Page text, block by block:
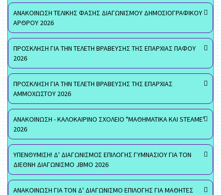
ΑΝΑΚΟΙΝΩΣΗ ΤΕΛΙΚΗΣ ΦΑΣΗΣ ΔΙΑΓΩΝΙΣΜΟΥ ΔΗΜΟΣΙΟΓΡΑΦΙΚΟΥ
ΑΡΘΡΟΥ 2026
ΠΡΟΣΚΛΗΣΗ ΓΙΑ ΤΗΝ ΤΕΛΕΤΗ ΒΡΑΒΕΥΣΗΣ ΤΗΣ ΕΠΑΡΧΙΑΣ ΠΑΦΟΥ
2026
ΠΡΟΣΚΛΗΣΗ ΓΙΑ ΤΗΝ ΤΕΛΕΤΗ ΒΡΑΒΕΥΣΗΣ ΤΗΣ ΕΠΑΡΧΙΑΣ
ΑΜΜΟΧΩΣΤΟΥ 2026
ΑΝΑΚΟΙΝΩΣΗ - ΚΑΛΟΚΑΙΡΙΝΟ ΣΧΟΛΕΙΟ "ΜΑΘΗΜΑΤΙΚΑ ΚΑΙ STEAME"
2026
ΥΠΕΝΘΥΜΙΣΗ! Δ' ΔΙΑΓΩΝΙΣΜΟΣ ΕΠΙΛΟΓΗΣ ΓΥΜΝΑΣΙΟΥ ΓΙΑ ΤΟΝ
ΔΙΕΘΝΗ ΔΙΑΓΩΝΙΣΜΟ JBMO 2026
ΑΝΑΚΟΙΝΩΣΗ ΓΙΑ ΤΟΝ Δ' ΔΙΑΓΩΝΙΣΜΟ ΕΠΙΛΟΓΗΣ ΓΙΑ ΜΑΘΗΤΕΣ